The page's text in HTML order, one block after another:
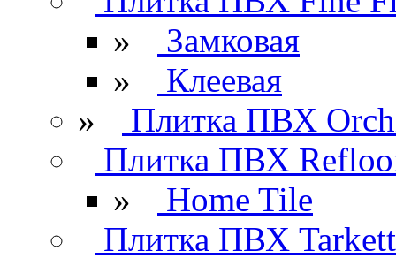
»
Замковая
»
Клеевая
»
Плитка ПВХ
Плитка ПВХ
»
Home Tile
Плитка ПВХ Tarkett